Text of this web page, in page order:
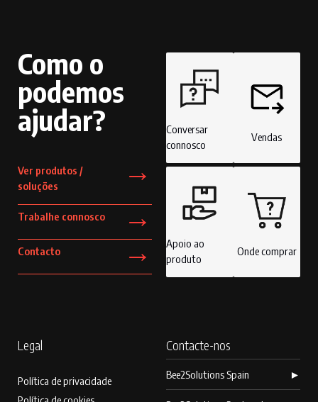
Como o
podemos
ajudar?
Ver produtos /
soluções
→
Trabalhe connosco →
Contacto →
Conversar
connosco
Vendas
Apoio ao
produto
Onde comprar
Legal
Política de privacidade
Contacte-nos
Bee2Solutions Spain ►